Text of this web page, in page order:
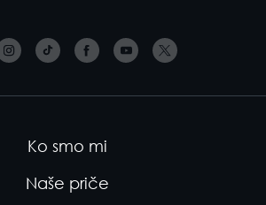
Ko smo mi
Naše priče